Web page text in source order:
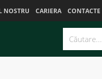
NOSTRU CARIERA CONTACTE